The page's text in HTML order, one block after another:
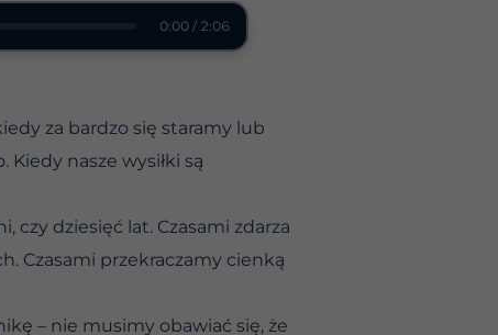
0:00 / 2:06
za bardzo się staramy lub
nasze wysiłki są
dziesięć lat. Czasami zdarza
Czasami przekraczamy cienką
– nie musimy obawiać się, że